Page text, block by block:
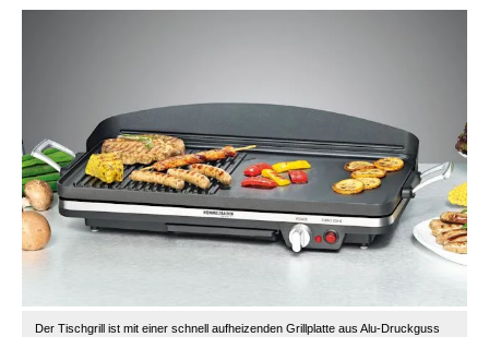
Der Tischgrill ist mit einer schnell aufheizenden Grillplatte aus Alu-Druckguss